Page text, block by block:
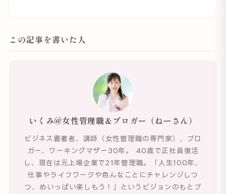
この記事を書いた人
いくみ@女性管理職＆ブロガー（ねーさん）
ビジネス書著者、講師（女性管理職の専門家）、ブロ
ガー、ワーキングマザー30年。 40歳で正社員復活
し、現在は元上場企業で21年管理職。「人生100年、
仕事やライフワークや色んなことにチャレンジしつ
つ、めいっぱい楽しもう！」というビジョンのもとブ